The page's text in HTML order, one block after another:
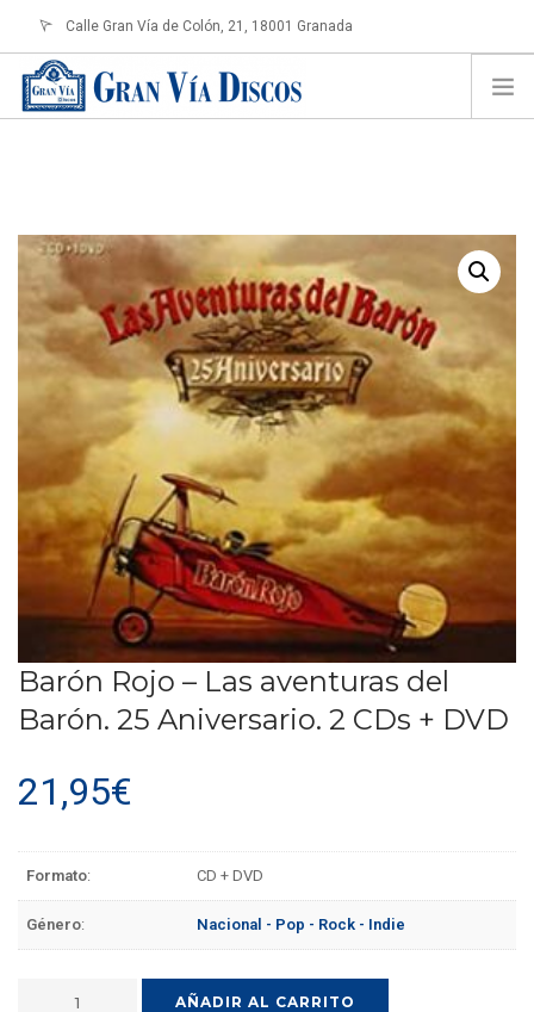
Calle Gran Vía de Colón, 21, 18001 Granada
info@granviadiscos.com
SOBRE NOSOTROS
SHOPPING CART
Barón Rojo – Las aventuras del
Barón. 25 Aniversario. 2 CDs + DVD
21,95€
Formato: CD + DVD
Género: Nacional - Pop - Rock - Indie
AÑADIR AL CARRITO